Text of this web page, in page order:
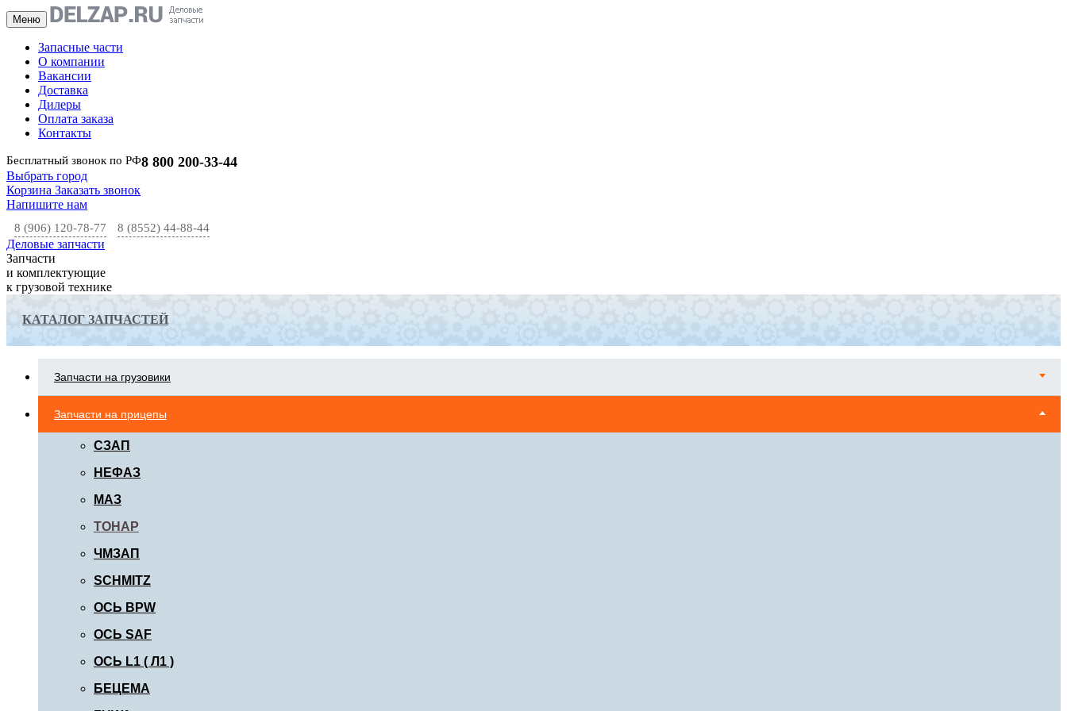
Меню
Запасные части
О компании
Вакансии
Доставка
Дилеры
Оплата заказа
Контакты
Бесплатный звонок по РФ8 800 200-33-44
Выбрать город
Корзина Заказать звонок
Напишите нам
8 (906) 120-78-77 8 (8552) 44-88-44
Деловые запчасти
Запчасти
и комплектующие
к грузовой технике
КАТАЛОГ ЗАПЧАСТЕЙ
Запчасти на грузовики
Запчасти на прицепы
СЗАП
НЕФАЗ
МАЗ
ТОНАР
ЧМЗАП
SCHMITZ
ОСЬ BPW
ОСЬ SAF
ОСЬ L1 ( Л1 )
БЕЦЕМА